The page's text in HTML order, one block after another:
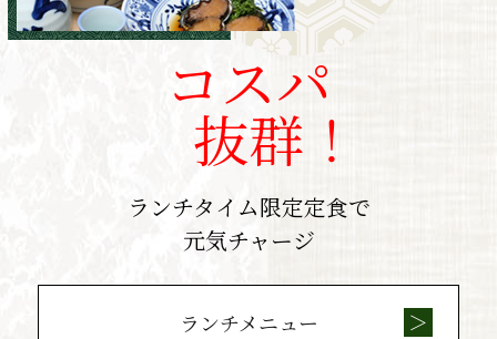
コスパ
​​​​​​​抜群！
ランチタイム限定定食で
​​​​​​​元気チャージ
ランチメニュー